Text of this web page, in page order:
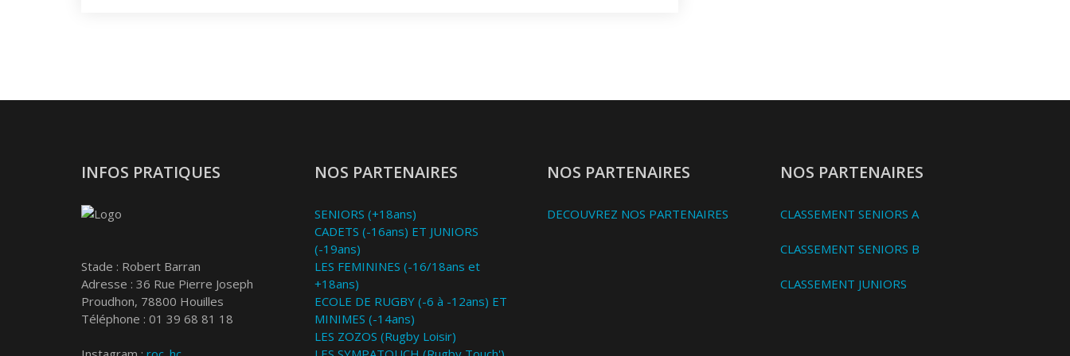
INFOS PRATIQUES
Stade : Robert Barran
Adresse : 36 Rue Pierre Joseph
Proudhon, 78800 Houilles
Téléphone : 01 39 68 81 18
NOS PARTENAIRES
SENIORS (+18ans)
CADETS (-16ans) ET JUNIORS
(-19ans)
LES FEMININES (-16/18ans et
+18ans)
ECOLE DE RUGBY (-6 à -12ans) ET
MINIMES (-14ans)
LES ZOZOS (Rugby Loisir)
NOS PARTENAIRES
DECOUVREZ NOS PARTENAIRES
NOS PARTENAIRES
CLASSEMENT SENIORS A
CLASSEMENT SENIORS B
CLASSEMENT JUNIORS